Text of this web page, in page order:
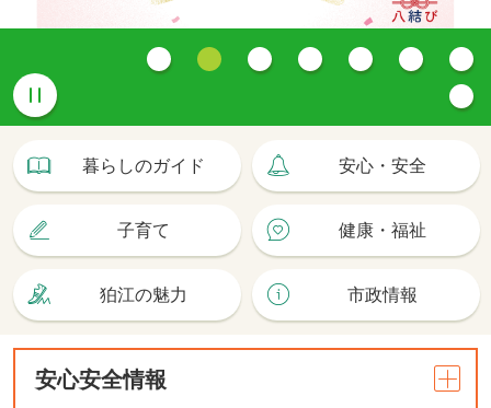
暮らしのガイド 安心・安全
子育て 健康・福祉
狛江の魅力 市政情報
安心安全情報